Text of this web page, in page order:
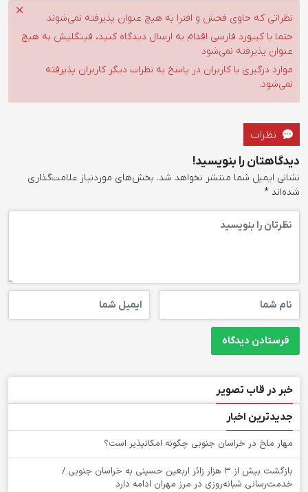
نظراتی که حاوی فحش و افترا به هیچ عنوان پذیرفته نمی‌شوند
حتما با کیبورد فارسی اقدام به ارسال دیدگاه کنید، فینگلیش به هیچ
عنوان پذیرفته نمی‌شود
موارد درگیری با کاربران در پاسخ به نظرات دیگر کاربران پذیرفته
نمی‌شود.
نظرات
دیدگاهتان را بنویسید!
نشانی ایمیل شما منتشر نخواهد شد. بخش‌های موردنیاز علامت‌گذاری
شده‌اند *
خبر در قاب تصویر
جدیدترین اخبار
‌مهار ملخ در خراسان جنوبی چگونه امکانپذیر است؟
بازگشت بیش از ۳ هزار زائر اربعین حسینی به خراسان جنوبی /
خدمت‌رسانی شبانه‌روزی در مرز مهران ادامه دارد